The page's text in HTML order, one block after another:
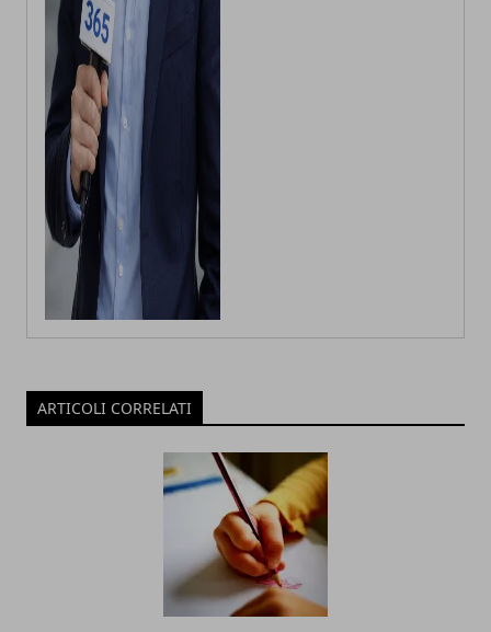
ARTICOLI CORRELATI